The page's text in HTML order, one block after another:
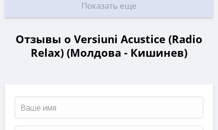
Показать еще
Отзывы о Versiuni Acustice (Radio
Relax) (Молдова - Кишинев)